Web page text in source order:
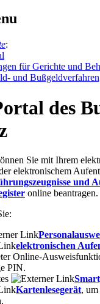
:
für Ge­rich­te und
und
des
Sie mit Ihrem
elektronischem
und
online beantragen.
elektronischen
Online-
PIN.
Kartenlesegerät,